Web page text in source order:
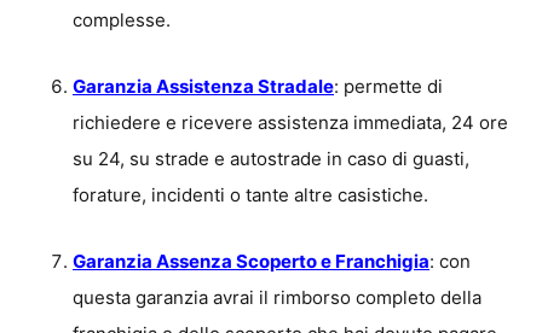
complesse.
Garanzia Assistenza Stradale: permette di
richiedere e ricevere assistenza immediata, 24 ore
su 24, su strade e autostrade in caso di guasti,
forature, incidenti o tante altre casistiche.
Garanzia Assenza Scoperto e Franchigia: con
questa garanzia avrai il rimborso completo della